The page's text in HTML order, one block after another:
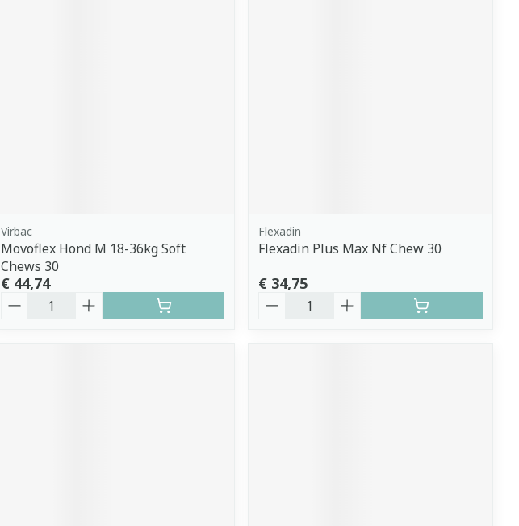
Virbac
Movoflex Hond M 18-36kg Soft
Chews 30
€ 44,74
Flexadin
Flexadin Plus Max Nf Chew 30
€ 34,75